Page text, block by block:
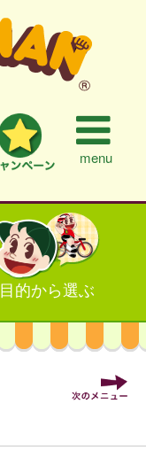
menu
目的から選ぶ